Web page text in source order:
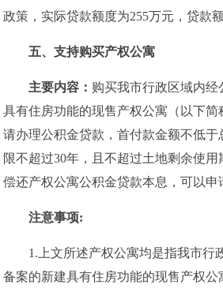
政策，实际贷款额度为255万元，贷款
五、支持购买产权公寓
主要内容： 购买我市行政区域内
具有住房功能的现售产权公寓（以下简
请办理公积金贷款，首付款金额不低于
限不超过30年，且不超过土地剩余使用
偿还产权公寓公积金贷款本息，可以申
注意事项:
1.上文所述产权公寓均是指我市行
备案的新建具有住房功能的现售产权公